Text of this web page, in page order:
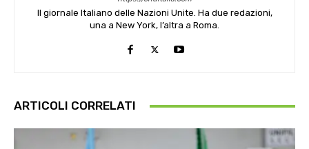
Il giornale Italiano delle Nazioni Unite. Ha due redazioni,
una a New York, l’altra a Roma.
ARTICOLI CORRELATI